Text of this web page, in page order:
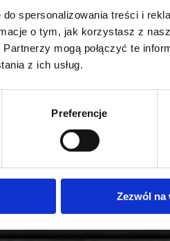
spersonalizowania treści i
o tym, jak korzystasz z
mogą połączyć te
z ich usług.
Preferencje
Zezwól na